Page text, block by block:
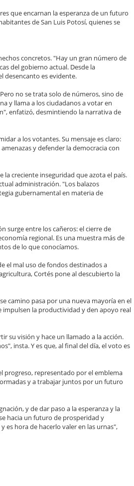
que encarnan la esperanza de un futuro
de San Luis Potosí, quienes se
concretos. "Hay un gran número de
del gobierno actual. Desde la
desencanto es evidente.
no se trata solo de números, sino de
y llama a los ciudadanos a votar en
enfatizó, desmintiendo la narrativa de
a los votantes. Su mensaje es claro:
y defender la democracia con
la creciente inseguridad que azota el país.
administración. "Los balazos
gubernamental en materia de
surge entre los cañeros: el cierre de
regional. Es una muestra más de
de lo que conocíamos.
el mal uso de fondos destinados a
Cortés pone al descubierto la
camino pasa por una nueva mayoría en el
impulsen la productividad y den apoyo real
su visión y hace un llamado a la acción.
insta. Y es que, al final del día, el voto es
progreso, representado por el emblema
y a trabajar juntos por un futuro
y de dar paso a la esperanza y la
hacia un futuro de prosperidad y
es hora de hacerlo valer en las urnas",